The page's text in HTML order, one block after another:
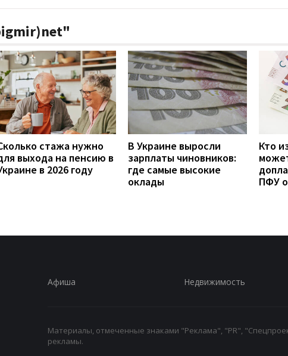
стажа нужно
выхода на пенсию в
в 2026 году
В Украине выросли
зарплаты чиновников:
где самые высокие
оклады
Кто
ПФУ
Афиша Недвижимость
Материалы, отмеченные знаками "Реклама", "PR",
рекламы.